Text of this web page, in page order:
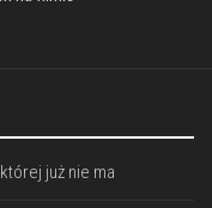
już nie ma